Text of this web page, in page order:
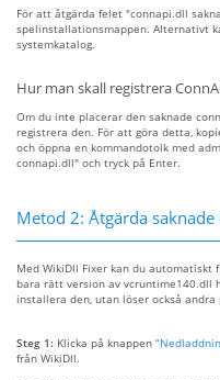
För att åtgärda felet "connapi.dll
spelinstallationsmappen. Alternativt
systemkatalog.
Hur man skall registrera
Om du inte placerar den saknade
registrera den. För att göra detta,
och öppna en kommandotolk med
connapi.dll" och tryck på Enter.
Metod 2: Åtgärda
Med WikiDll Fixer kan du
bara rätt version av
installera den, utan löser också
Steg 1: Klicka på knappen
från WikiDll.